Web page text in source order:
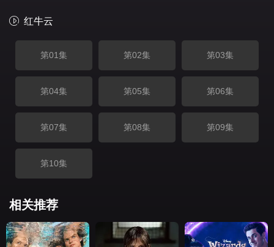
红牛云
第01集 第02集 第03集
第04集 第05集 第06集
第07集 第08集 第09集
第10集
相关推荐